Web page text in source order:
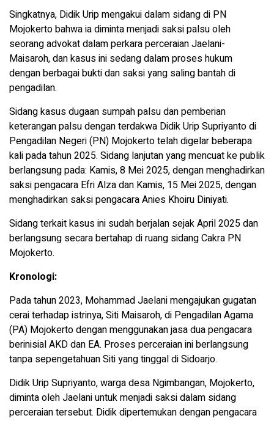
Singkatnya, Didik Urip mengakui dalam sidang di PN
Mojokerto bahwa ia diminta menjadi saksi palsu oleh
seorang advokat dalam perkara perceraian Jaelani-
Maisaroh, dan kasus ini sedang dalam proses hukum
dengan berbagai bukti dan saksi yang saling bantah di
pengadilan.
Sidang kasus dugaan sumpah palsu dan pemberian
keterangan palsu dengan terdakwa Didik Urip Supriyanto di
Pengadilan Negeri (PN) Mojokerto telah digelar beberapa
kali pada tahun 2025. Sidang lanjutan yang mencuat ke publik
berlangsung pada: Kamis, 8 Mei 2025, dengan menghadirkan
saksi pengacara Efri Alza dan Kamis, 15 Mei 2025, dengan
menghadirkan saksi pengacara Anies Khoiru Diniyati.
Sidang terkait kasus ini sudah berjalan sejak April 2025 dan
berlangsung secara bertahap di ruang sidang Cakra PN
Mojokerto.
Kronologi:
Pada tahun 2023, Mohammad Jaelani mengajukan gugatan
cerai terhadap istrinya, Siti Maisaroh, di Pengadilan Agama
(PA) Mojokerto dengan menggunakan jasa dua pengacara
berinisial AKD dan EA. Proses perceraian ini berlangsung
tanpa sepengetahuan Siti yang tinggal di Sidoarjo.
Didik Urip Supriyanto, warga desa Ngimbangan, Mojokerto,
diminta oleh Jaelani untuk menjadi saksi dalam sidang
perceraian tersebut. Didik dipertemukan dengan pengacara